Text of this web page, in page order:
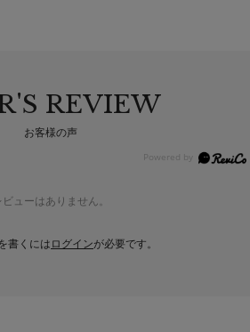
REVIEW
お客様の声
ビューはありません。
書くには ログインが必要です。